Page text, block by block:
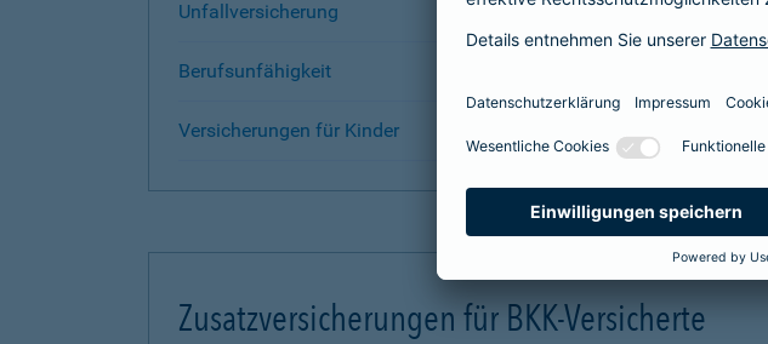
Unfallversicherung
Berufsunfähigkeit
Versicherungen für Kinder
Zusatzversicherungen für BKK-Versicherte